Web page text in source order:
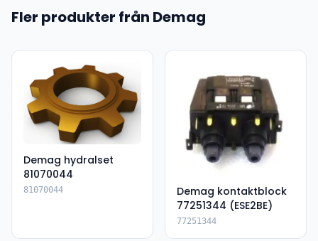
Fler produkter från Demag
Demag hydralset
81070044
81070044
Demag kontaktblock
77251344 (ESE2BE)
77251344